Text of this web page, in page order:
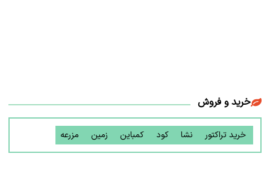
خرید و فروش
خرید تراکتور نشا کود کمباین زمین مزرعه